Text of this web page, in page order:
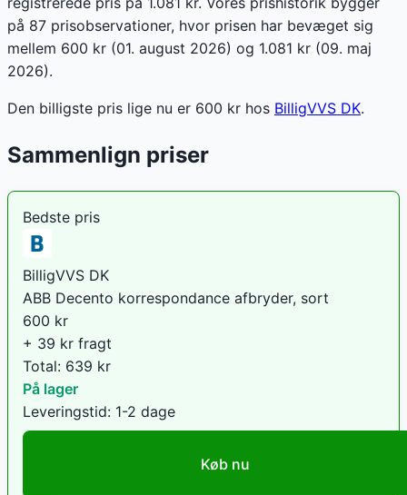
på 87 prisobservationer, hvor prisen har bevæget sig
mellem 600 kr (01. august 2026) og 1.081 kr (09. maj
2026).
Den billigste pris lige nu er 600 kr hos BilligVVS DK.
Sammenlign priser
Bedste pris
BilligVVS DK
ABB Decento korrespondance afbryder, sort
600 kr
+ 39 kr fragt
Total: 639 kr
På lager
Leveringstid: 1-2 dage
Køb nu